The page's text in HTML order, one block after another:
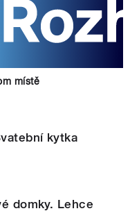
místě
kytka
domky. Lehce